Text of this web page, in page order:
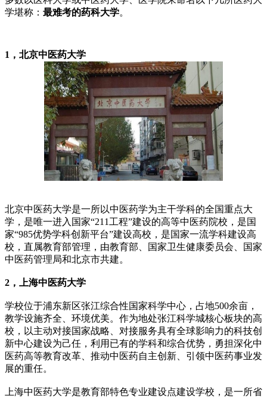
学堪称： 最难考的药科大学。
1，北京中医药大学
北京中医药大学是一所以中医药学为主干学科的全国重点大
学，是唯一进入国家“211工程”建设的高等中医药院校，是国
家“985优势学科创新平台”建设高校，是国家一流学科建设高
校，直属教育部管理，由教育部、国家卫生健康委员会、国家
中医药管理局和北京市共建。
2，上海中医药大学
学校位于浦东新区张江综合性国家科学中心，占地500余亩，
教学设施齐全、环境优美。作为地处张江科学城核心板块的高
校，以主动对接国家战略、对接服务具有全球影响力的科技创
新中心建设为己任，利用已有的学科和综合优势，勇担深化中
医药高等教育改革、推动中医药自主创新、引领中医药事业发
展的重任。
上海中医药大学是教育部特色专业建设点建设学校，是一所省